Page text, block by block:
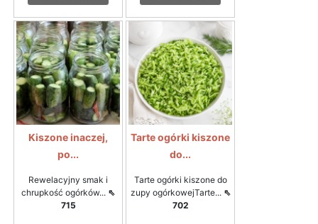
Kiszone inaczej,
po...
Rewelacyjny smak i
chrupkość ogórków... ⇖
715
Tarte ogórki kiszone
do...
Tarte ogórki kiszone do
zupy ogórkowejTarte... ⇖
702